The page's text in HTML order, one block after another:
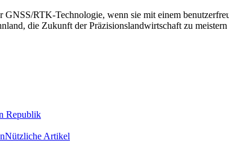
RTK-Technologie, wenn sie mit einem
die Zukunft der Präzisionslandwirtschaft zu
Republik
Nützliche Artikel